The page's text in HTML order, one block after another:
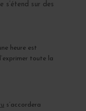
s’étend sur des
heure est
toute la
s’accordera